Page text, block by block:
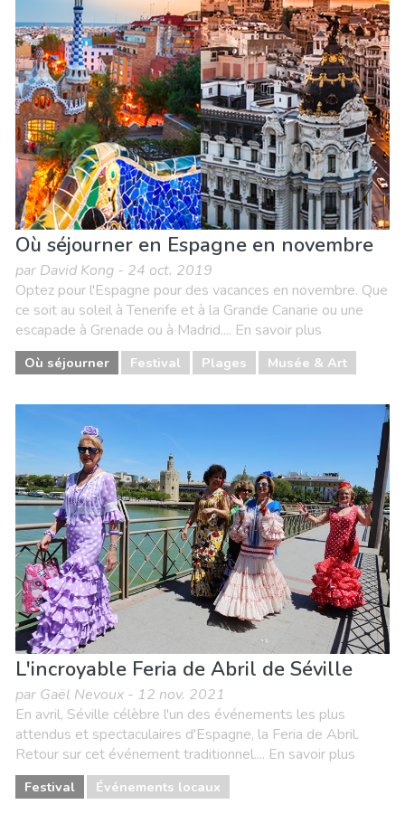
Où séjourner en Espagne en novembre
par David Kong - 24 oct. 2019
Optez pour l'Espagne pour des vacances en novembre. Que
ce soit au soleil à Tenerife et à la Grande Canarie ou une
escapade à Grenade ou à Madrid.... En savoir plus
Où séjourner Festival Plages Musée & Art
L'incroyable Feria de Abril de Séville
par Gaël Nevoux - 12 nov. 2021
En avril, Séville célèbre l'un des événements les plus
attendus et spectaculaires d'Espagne, la Feria de Abril.
Retour sur cet événement traditionnel.... En savoir plus
Festival Événements locaux